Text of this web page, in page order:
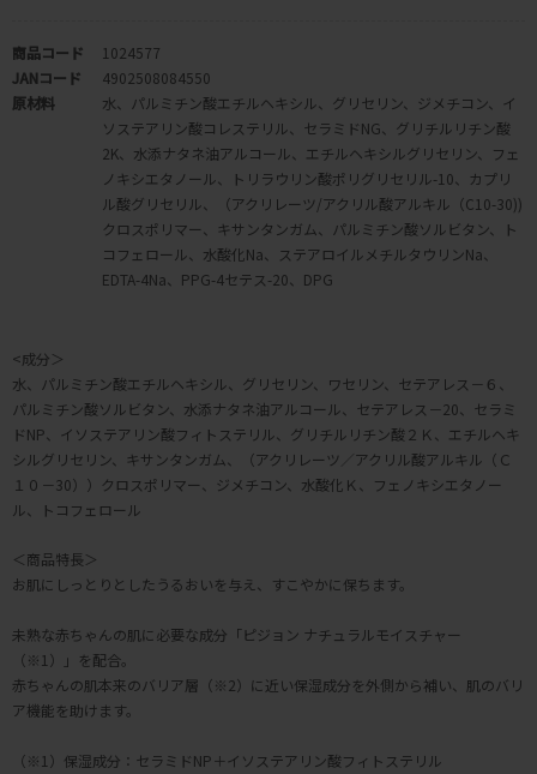
商品コード
1024577
JANコード
4902508084550
原材料
水、パルミチン酸エチルヘキシル、グリセリン、ジメチコン、イ
ソステアリン酸コレステリル、セラミドNG、グリチルリチン酸
2K、水添ナタネ油アルコール、エチルヘキシルグリセリン、フェ
ノキシエタノール、トリラウリン酸ポリグリセリル-10、カプリ
ル酸グリセリル、（アクリレーツ/アクリル酸アルキル（C10-30))
クロスポリマー、キサンタンガム、パルミチン酸ソルビタン、ト
コフェロール、水酸化Na、ステアロイルメチルタウリンNa、
EDTA-4Na、PPG-4セテス-20、DPG
<成分＞
水、パルミチン酸エチルヘキシル、グリセリン、ワセリン、セテアレス－６、
パルミチン酸ソルビタン、水添ナタネ油アルコール、セテアレス－20、セラミ
ドNP、イソステアリン酸フィトステリル、グリチルリチン酸２Ｋ、エチルヘキ
シルグリセリン、キサンタンガム、（アクリレーツ／アクリル酸アルキル（Ｃ
１０－30））クロスポリマー、ジメチコン、水酸化Ｋ、フェノキシエタノー
ル、トコフェロール
＜商品特長＞
お肌にしっとりとしたうるおいを与え、すこやかに保ちます。
未熟な赤ちゃんの肌に必要な成分「ピジョン ナチュラルモイスチャー
（※1）」を配合。
赤ちゃんの肌本来のバリア層（※2）に近い保湿成分を外側から補い、肌のバリ
ア機能を助けます。
（※1）保湿成分：セラミドNP＋イソステアリン酸フィトステリル